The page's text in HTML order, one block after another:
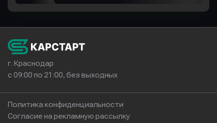
г. Краснодар
с 09:00 по 21:00, без выходных
Политика конфиденциальности
Согласие на рекламную рассылку